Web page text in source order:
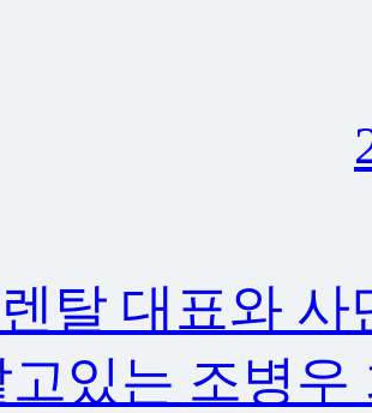
탈 대표와
고있는 조병